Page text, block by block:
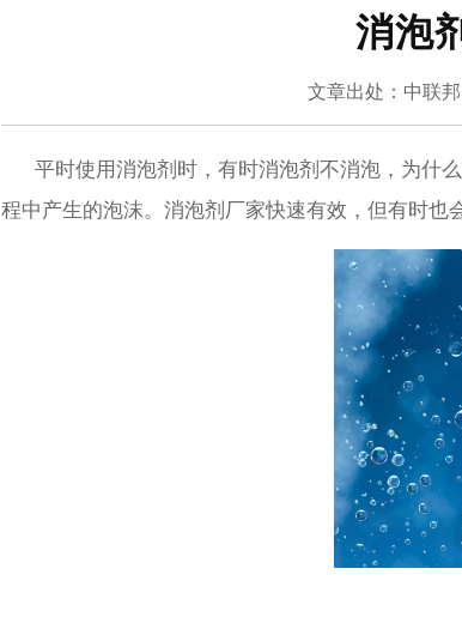
消泡
文章出处：中联邦
平时使用消泡剂时，有时消泡剂不消泡，为什么
程中产生的泡沫。消泡剂厂家快速有效，但有时也